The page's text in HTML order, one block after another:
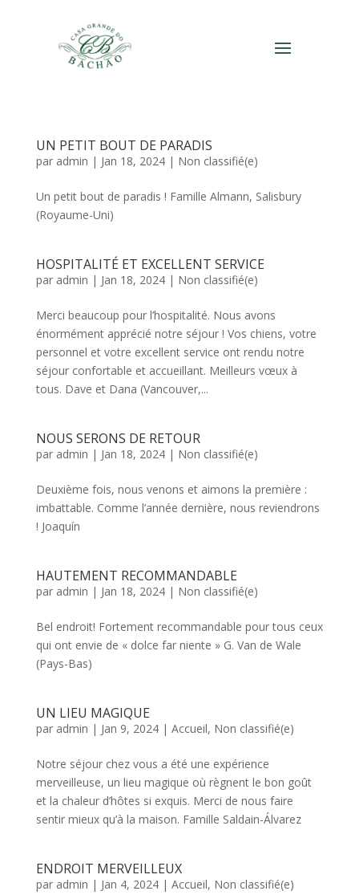
UN PETIT BOUT DE PARADIS
par admin | Jan 18, 2024| Non classifié(e)
Un petit bout de paradis ! Famille Almann, Salisbury
(Royaume-Uni)
HOSPITALITÉ ET EXCELLENT SERVICE
par admin | Jan 18, 2024| Non classifié(e)
Merci beaucoup pour l’hospitalité. Nous avons
énormément apprécié notre séjour ! Vos chiens, votre
personnel et votre excellent service ont rendu notre
séjour confortable et accueillant. Meilleurs vœux à
tous. Dave et Dana (Vancouver,...
NOUS SERONS DE RETOUR
par admin | Jan 18, 2024| Non classifié(e)
Deuxième fois, nous venons et aimons la première :
imbattable. Comme l’année dernière, nous reviendrons
! Joaquín
HAUTEMENT RECOMMANDABLE
par admin | Jan 18, 2024| Non classifié(e)
Bel endroit! Fortement recommandable pour tous ceux
qui ont envie de « dolce far niente » G. Van de Wale
(Pays-Bas)
UN LIEU MAGIQUE
par admin | Jan 9, 2024| Accueil, Non classifié(e)
Notre séjour chez vous a été une expérience
merveilleuse, un lieu magique où règnent le bon goût
et la chaleur d’hôtes si exquis. Merci de nous faire
sentir mieux qu’à la maison. Famille Saldain-Álvarez
ENDROIT MERVEILLEUX
par admin | Jan 4, 2024| Accueil, Non classifié(e)